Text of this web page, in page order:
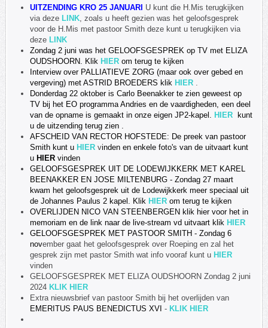
UITZENDING KRO 25 JANUARI U kunt die H.Mis terugkijken
via deze LINK, zoals u heeft gezien was het geloofsgesprek
voor de H.Mis met pastoor Smith deze kunt u terugkijken via
deze LINK
Zondag 2 juni was het GELOOFSGESPREK op TV met ELIZA
OUDSHOORN. Klik HIER om terug te kijken
Interview over PALLIATIEVE ZORG (maar ook over gebed en
vergeving) met ASTRID BROEDERS klik HIER .
Donderdag 22 oktober is Carlo Beenakker te zien geweest op
TV bij het EO programma Andries en de vaardigheden, een deel
van de opname is gemaakt in onze eigen JP2-kapel. HIER
kunt
u de uitzending terug zien .
AFSCHEID VAN RECTOR HOFSTEDE: De preek van pastoor
Smith kunt u HIER vinden en enkele foto's van de uitvaart kunt
u HIER vinden
GELOOFSGESPREK UIT DE LODEWIJKKERK MET KAREL
BEENAKKER EN JOSE MILTENBURG - Zondag 27 maart
kwam het geloofsgesprek uit de Lodewijkkerk meer speciaal uit
de Johannes Paulus 2 kapel. Klik HIER om terug te kijken
OVERLIJDEN NICO VAN STEENBERGEN klik hier voor het in
memoriam en de link naar de live-stream vd uitvaart klik HIER
GELOOFSGESPREK MET PASTOOR SMITH - Zondag 6
november gaat het geloofsgesprek over Roeping en zal het
gesprek zijn met pastor Smith wat info vooraf kunt u HIER
vinden
GELOOFSGESPREK MET ELIZA OUDSHOORN Zondag 2 juni
2024 KLIK HIER
Extra nieuwsbrief van pastoor Smith bij het overlijden van
EMERITUS PAUS BENEDICTUS XVI - KLIK HIER